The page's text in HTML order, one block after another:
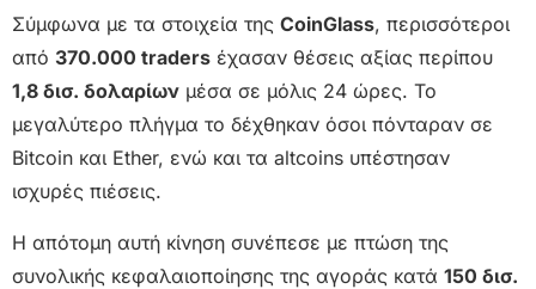
Σύμφωνα με τα στοιχεία της CoinGlass, περισσότεροι
από 370.000 traders έχασαν θέσεις αξίας περίπου
1,8 δισ. δολαρίων μέσα σε μόλις 24 ώρες. Το
μεγαλύτερο πλήγμα το δέχθηκαν όσοι πόνταραν σε
Bitcoin και Ether, ενώ και τα altcoins υπέστησαν
ισχυρές πιέσεις.
Η απότομη αυτή κίνηση συνέπεσε με πτώση της
συνολικής κεφαλαιοποίησης της αγοράς κατά 150 δισ.